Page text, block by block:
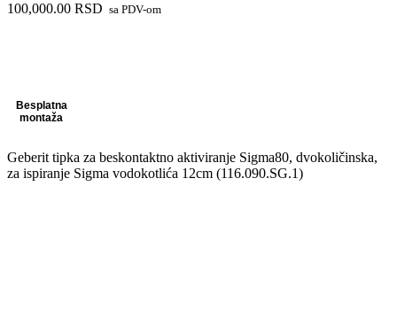
100,000.00 RSD sa PDV-om
Besplatna
montaža
Geberit tipka za beskontaktno aktiviranje Sigma80, dvokoličinska,
za ispiranje Sigma vodokotlića 12cm (116.090.SG.1)